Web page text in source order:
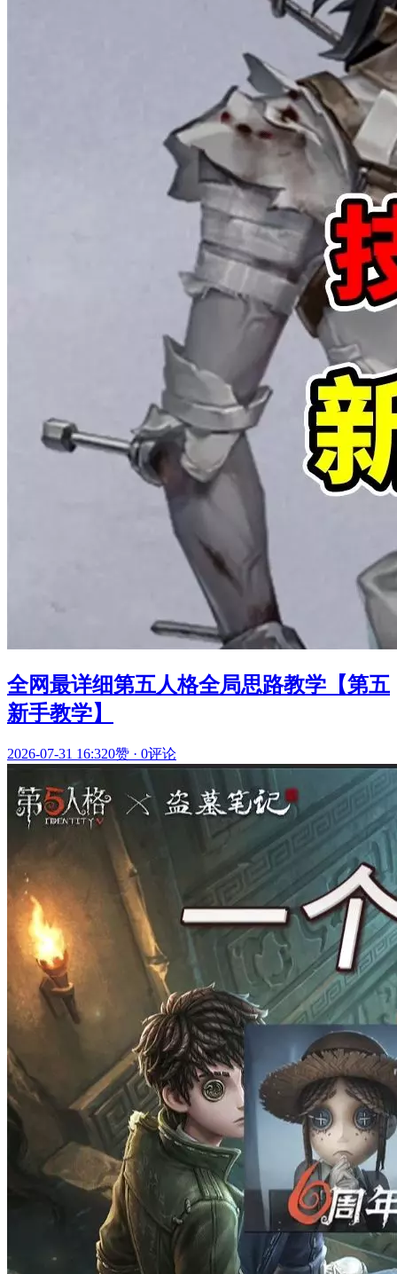
全网最详细第五人格全局思路教学【第五
新手教学】
2026-07-31 16:320赞 · 0评论